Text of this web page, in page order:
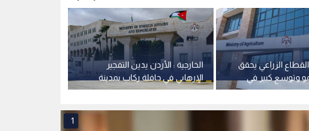
الخارجية : الأردن يدين التفجير
الإرهابي في حافلة ركاب بمدينة
جرمانا بريف دمشق في سوريا
القطاع الزراعي يحقق
وتوسع كبير في
1